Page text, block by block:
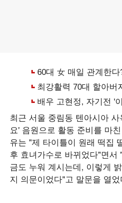
최근 서울 중림동 텐아시아
요' 음원으로 활동 준비를 마
유는 "제 타이틀이 원래 떡집
후 효녀가수로 바뀌었다"면서
금도 누워 계시는데, 이렇게
지 의문이었다"고 말문을 열었